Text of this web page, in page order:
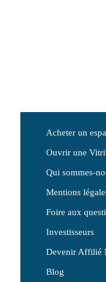
Acheter un
Ouvrir une
Qui sommes-
Mentions
Foire aux
Investisseurs
Devenir Affilié
Blog